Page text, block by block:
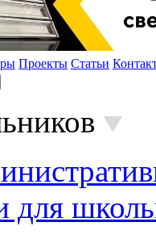
Проекты Статьи
для